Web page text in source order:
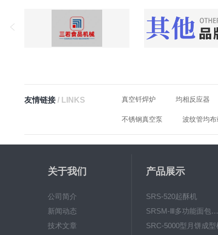
友情链接/ LINKS 真空钎焊炉 均相反应器
不锈钢真空泵 波纹管均
关于我们
公司简介
新闻动态
技术文章
产品展示
SRS-520起酥机
SRSM-Ⅲ多功能面包生产线 酥饼机
SRC-5000型月饼成型